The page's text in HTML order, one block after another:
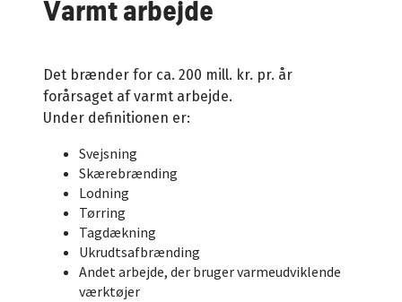
Varmt arbejde
Det brænder for ca. 200 mill. kr. pr. år
forårsaget af varmt arbejde.
Under definitionen er:
Svejsning
Skærebrænding
Lodning
Tørring
Tagdækning
Ukrudtsafbrænding
Andet arbejde, der bruger varmeudviklende
værktøjer